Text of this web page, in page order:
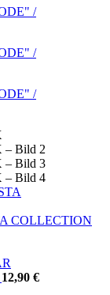
COLLECTION
12,90 €